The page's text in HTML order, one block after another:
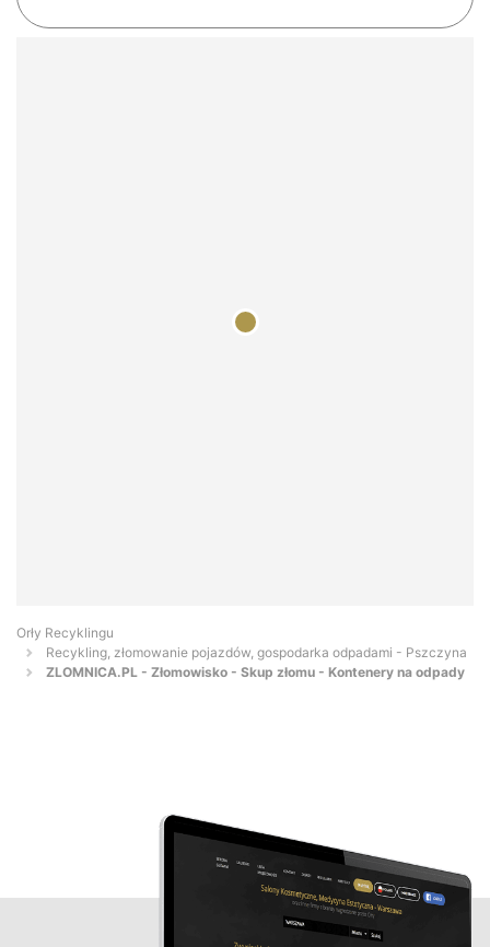
Orły Recyklingu
Recykling, złomowanie pojazdów, gospodarka odpadami - Pszczyna
ZLOMNICA.PL - Złomowisko - Skup złomu - Kontenery na odpady